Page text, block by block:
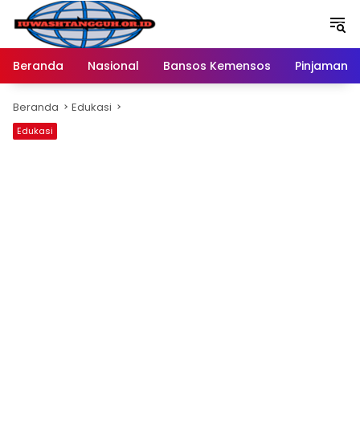
Langsung
konten
Beranda
Nasional Bansos Kemensos Pinjaman
Beranda Edukasi
Edukasi